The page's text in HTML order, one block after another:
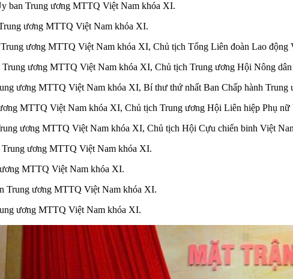
ban Trung ương MTTQ Việt Nam khóa XI.
ương MTTQ Việt Nam khóa XI.
ương MTTQ Việt Nam khóa XI, Chủ tịch Tổng Liên đoàn Lao động
ương MTTQ Việt Nam khóa XI, Chủ tịch Trung ương Hội Nông
ương MTTQ Việt Nam khóa XI, Bí thư thứ nhất Ban Chấp hành
MTTQ Việt Nam khóa XI, Chủ tịch Trung ương Hội Liên hiệp Phụ nữ
ương MTTQ Việt Nam khóa XI, Chủ tịch Hội Cựu chiến binh Việt
ương MTTQ Việt Nam khóa XI.
MTTQ Việt Nam khóa XI.
Trung ương MTTQ Việt Nam khóa XI.
ương MTTQ Việt Nam khóa XI.